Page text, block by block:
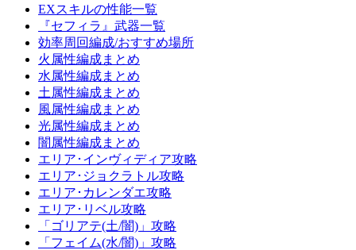
EXスキルの性能一覧
『セフィラ』武器一覧
効率周回編成/おすすめ場所
火属性編成まとめ
水属性編成まとめ
土属性編成まとめ
風属性編成まとめ
光属性編成まとめ
闇属性編成まとめ
エリア･インヴィディア攻略
エリア･ジョクラトル攻略
エリア･カレンダエ攻略
エリア･リベル攻略
「ゴリアテ(土/闇)」攻略
「フェイム(水/闇)」攻略